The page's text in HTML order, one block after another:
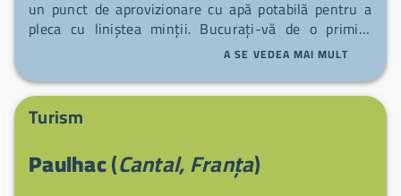
un punct de aprovizionare cu apă potabilă pentru a
pleca cu liniștea minții. Bucurați-vă de o primire
simplă și prietenoasă înainte de a porni din nou la
A SE VEDEA MAI MULT
Turism
Paulhac(Cantal, Franța)